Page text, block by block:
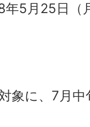
年5月25日（
象に、7月